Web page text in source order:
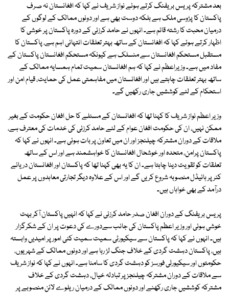
بعد مشترکہ پریس بریفنگ کرتے ہوئے نواز شریف نے کہا کہ افغانستان نہ صرف
پاکستان کا پڑوسی ملک ہے بلکہ دوست بھی ہے اور دونوں ممالک کے لوگوں کے
درمیان محبت کا رشتہ قائم ہے۔ انہوں نے حامد کرزئی کے دورہ پاکستان پر خوشی کا
اظہار کرتے ہوئے کہا کہ افغانستان کے ساتھ بہتر تعلقات انتہائی اہم ہے، پاکستان کا
مستقبل مستحکم افغانستان سے منسلک ہے کیونکہ مستحکم افغانستان پاکستان کے
مفاد میں ہے۔ وزیراعظم نے کہا کہ ہم افغانستان سمیت تمام ہمسایہ ممالک کے
ساتھ بہتر تعلقات چاہتے ہیں اور افغانستان میں مفاہمتی عمل کی حمایت، قیام امن اور
استحکام کے لئے کوششیں جاری رکھیں گے۔
وزیر اعظم نواز شریف کا کہنا تھا کہ افغانستان کے مسئلے کا حل افغان حکومت کے بغیر
ممکن نہیں، ان کی حکومت افغان عوام کے لئے حامد کرزئی کی خدمات کی معترف ہے،
ملاقات کے دوران مشترکہ چیلنجز اور ان میں تعاون پر بات ہوئی ہے۔ انہوں نے کہا کہ
پاکستان پرامن، متحدہ اور خوشحال افغانستان کا خواہشمند ہے اور اس کے ساتھ
تعلقات کو تقویت دینا چاہتا ہے۔ ان کا یہ بھی کہنا تھا کہ پاکستان اور افغانستان دریائے
کنر پر ہائیڈل منصوبہ شروع کریں گے اور اس کے علاوہ دیگر تجارتی معاہدوں پر عمل
درآمد کے بھی خواہاں ہیں۔
پریس بریفنگ کے دوران افغان صدر حامد کرزئی نے کہا کہ انہیں پاکستان آکر بہت
خوشی ہوئی اور وزیر اعظم پاکستان کی جانب سےدورے کی دعوت پر ان کے شکرگزار
ہیں۔ انہوں نے کہا کہ پاکستان سے سیکیورٹی سمیت سمیت کئی امور پر امیدیں وابستہ
ہیں، پاکستان دہشت گردی کے خلاف جنگ لڑ رہا ہے اور دونوں ممالک کے شہریوں،
حکومتوں اور سیکیورٹی فورسز کو دہشت گردی کا سامنا ہے۔ انہوں نے کہا کہ نواز شریف
سے ملاقات کے دوران مشترکہ چیلنجز پر تبادلہ خیال، دہشت گردی کے خلاف
مشترکہ کوششیں جاری رکھنے اور دونوں ممالک کے درمیان ریلوے لائن منصوبے پر